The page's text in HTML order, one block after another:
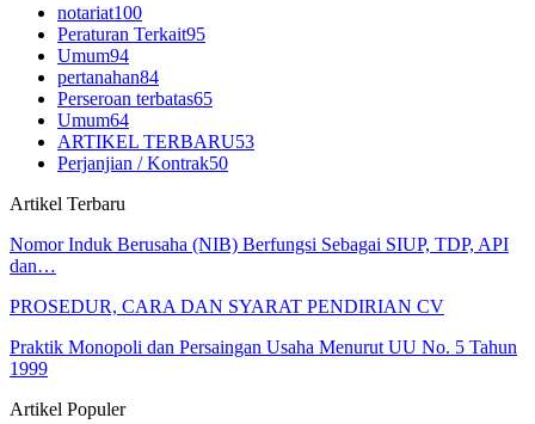
notariat100
Peraturan Terkait95
Umum94
pertanahan84
Perseroan terbatas65
Umum64
ARTIKEL TERBARU53
Perjanjian / Kontrak50
Artikel Terbaru
Nomor Induk Berusaha (NIB) Berfungsi Sebagai SIUP, TDP, API
dan…
PROSEDUR, CARA DAN SYARAT PENDIRIAN CV
Praktik Monopoli dan Persaingan Usaha Menurut UU No. 5 Tahun
1999
Artikel Populer